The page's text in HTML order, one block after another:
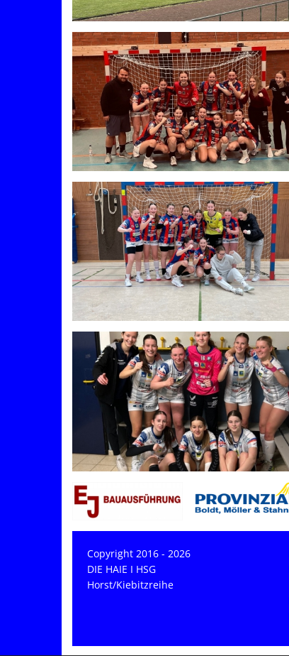
Copyright 2016 - 2026
DIE HAIE I HSG
Horst/Kiebitzreihe